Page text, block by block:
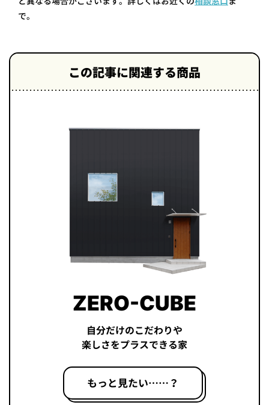
で。
この記事に関連する商品
ZERO-CUBE
自分だけのこだわりや
楽しさをプラスできる家
もっと見たい……？